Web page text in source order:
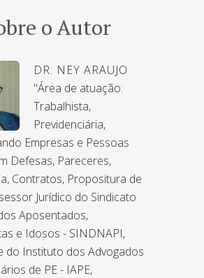
o Autor
DR. NEY ARAUJO
"Área de atuação:
Trabalhista,
Previdenciária,
Empresas e Pessoas
Defesas, Pareceres,
Contratos, Propositura de
Jurídico do Sindicato
Aposentados,
e Idosos - SINDNAPI,
do Instituto dos Advogados
de PE - IAPE,